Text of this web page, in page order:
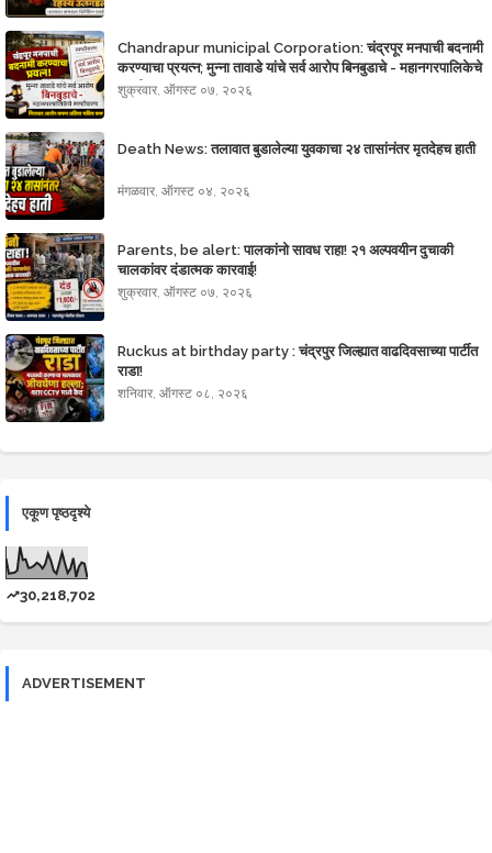
Chandrapur municipal Corporation: चंद्रपूर मनपाची बदनामी
करण्याचा प्रयत्न; मुन्ना तावाडे यांचे सर्व आरोप बिनबुडाचे - महानगरपालिकेचे
स्पष्टीकरण
शुक्रवार, ऑगस्ट ०७, २०२६
Death News: तलावात बुडालेल्या युवकाचा २४ तासांनंतर मृतदेहच हाती
मंगळवार, ऑगस्ट ०४, २०२६
Parents, be alert: पालकांनो सावध राहा! २१ अल्पवयीन दुचाकी
चालकांवर दंडात्मक कारवाई!
शुक्रवार, ऑगस्ट ०७, २०२६
Ruckus at birthday party : चंद्रपुर जिल्ह्यात‌ वाढदिवसाच्या पार्टीत
राडा!
शनिवार, ऑगस्ट ०८, २०२६
एकूण पृष्ठदृश्ये
30,218,702
ADVERTISEMENT